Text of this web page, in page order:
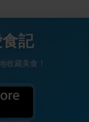
記
收藏美食！